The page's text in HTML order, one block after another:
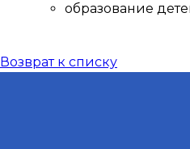
образование
Возврат к списку